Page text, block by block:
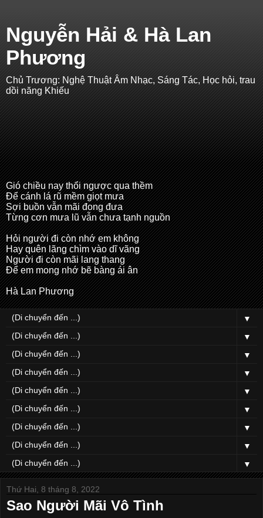
Nguyễn Hải & Hà Lan
Phương
Chủ Trương: Nghệ Thuật Âm Nhạc, Sáng Tác, Học hỏi, trau
dồi năng Khiếu
Gió chiều nay thổi ngược qua thềm
Để cánh lá rũ mềm giọt mưa
Sợi buồn vẫn mãi đong đưa
Từng cơn mưa lũ vẫn chưa tạnh nguồn
Hỏi người đi còn nhớ em không
Hay quên lãng chìm vào dĩ vãng
Người đi còn mãi lang thang
Để em mong nhớ bẽ bàng ái ân
Hà Lan Phương
▼
▼
▼
▼
▼
▼
▼
▼
▼
Thứ Hai, 8 tháng 8, 2022
Sao Người Mãi Vô Tình